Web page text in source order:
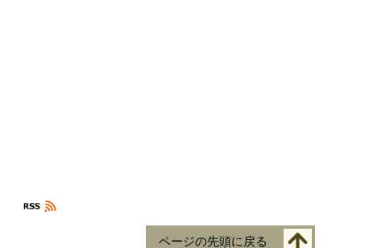
ページの先頭に戻る